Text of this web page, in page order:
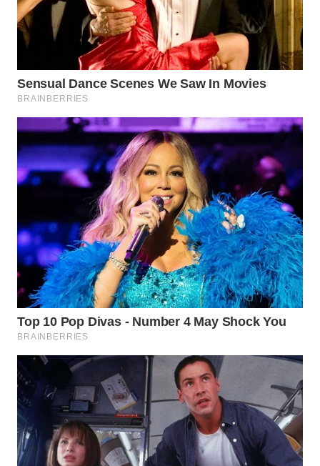
WN
KEPULAUAN
WN
TANGERANG
WN
BINJAI
WN
INDRAMAYU
WN
KUNINGAN
WN
MAJALENGKA
SUBANG
WN